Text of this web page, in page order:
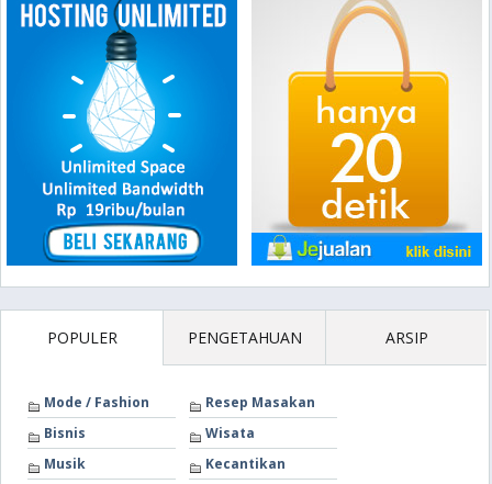
POPULER PENGETAHUAN ARSIP
Mode / Fashion
Resep Masakan
Bisnis
Wisata
Musik
Kecantikan